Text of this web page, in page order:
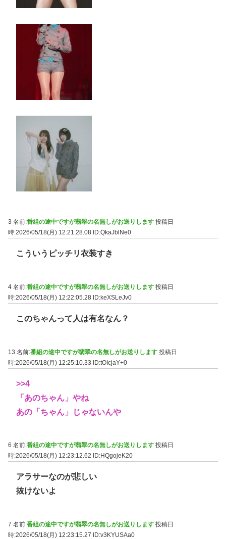
3 名前:番組の途中ですが翡翠の名無しがお送りします 投稿日
時:2026/05/18(月) 12:21:28.08 ID:QkaJblNe0
こういうピッチリ衣装すき
4 名前:番組の途中ですが翡翠の名無しがお送りします 投稿日
時:2026/05/18(月) 12:22:05.28 ID:keXSLeJv0
このちゃんって人は有名なん？
13 名前:番組の途中ですが翡翠の名無しがお送りします 投稿日
時:2026/05/18(月) 12:25:10.33 ID:tOIcjaY+0
>>4
「あのちゃん」やね
あの「ちゃん」じゃないんや
6 名前:番組の途中ですが翡翠の名無しがお送りします 投稿日
時:2026/05/18(月) 12:23:12.62
ID:HQgojeK20
アラサーなのが悲しい
抜けないよ
7 名前:番組の途中ですが翡翠の名無しがお送りします 投稿日
時:2026/05/18(月) 12:23:15.27 ID:v3KYUSAa0